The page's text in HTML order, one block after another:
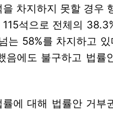
차지하지 못할 경우
석으로 전체의
는 58%를 차지하고
음에도 불구하고 법률
에 대해 법률안 거부